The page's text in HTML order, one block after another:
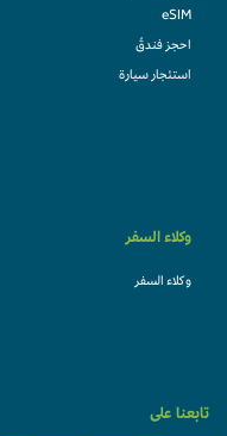
eSIM
احجز فندقً
استئجار سيارة
وكلاء السفر
وكلاء السفر
تابعنا على